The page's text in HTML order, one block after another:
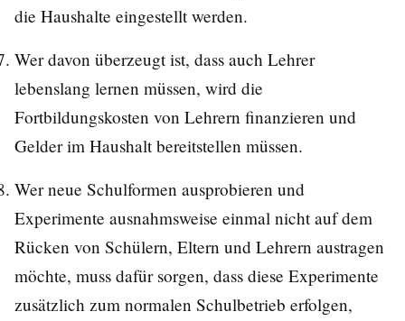
die Haushalte eingestellt werden.
Wer davon überzeugt ist, dass auch Lehrer
lebenslang lernen müssen, wird die
Fortbildungskosten von Lehrern finanzieren und
Gelder im Haushalt bereitstellen müssen.
Wer neue Schulformen ausprobieren und
Experimente ausnahmsweise einmal nicht auf dem
Rücken von Schülern, Eltern und Lehrern austragen
möchte, muss dafür sorgen, dass diese Experimente
zusätzlich zum normalen Schulbetrieb erfolgen,